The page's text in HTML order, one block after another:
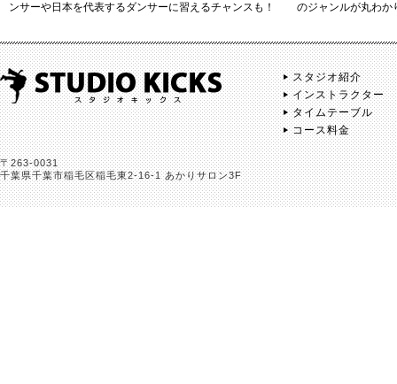
ンサーや日本を代表するダンサーに習えるチャンスも！
のジャンルが丸わか
〒263-0031
千葉県千葉市稲毛区稲毛東2-16-1 あかりサロン3F
スタジオ紹介
インストラクター
タイムテーブル
コース料金